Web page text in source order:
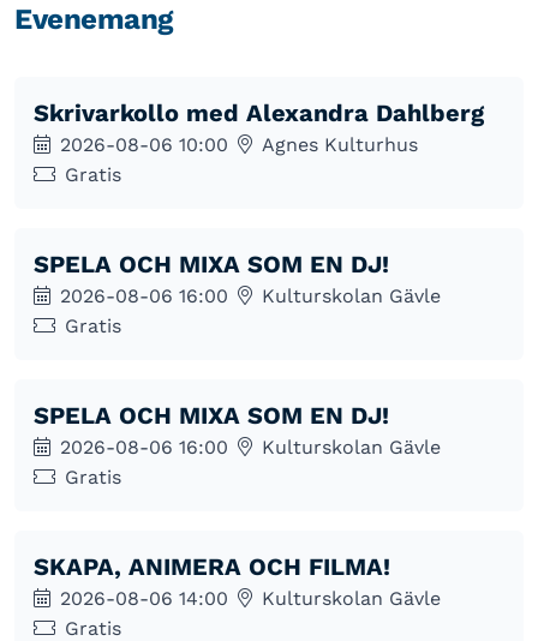
Evenemang
Skrivarkollo med Alexandra Dahlberg
2026-08-06 10:00
Agnes Kulturhus
Gratis
SPELA OCH MIXA SOM EN DJ!
2026-08-06 16:00
Kulturskolan Gävle
Gratis
SPELA OCH MIXA SOM EN DJ!
2026-08-06 16:00
Kulturskolan Gävle
Gratis
SKAPA, ANIMERA OCH FILMA!
2026-08-06 14:00
Kulturskolan Gävle
Gratis